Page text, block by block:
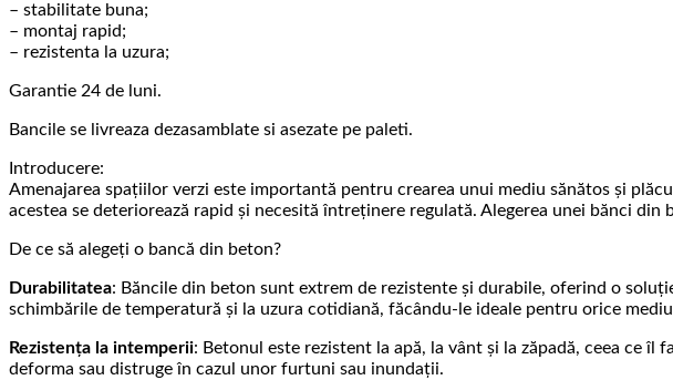
– stabilitate buna;
– montaj rapid;
– rezistenta la uzura;
Garantie 24 de luni.
Bancile se livreaza dezasamblate si asezate pe paleti.
Introducere:
Amenajarea spațiilor verzi este importantă pentru crearea unui mediu sănătos și
acestea se deteriorează rapid și necesită întreținere regulată. Alegerea unei bănci
De ce să alegeți o bancă din beton?
Durabilitatea: Băncile din beton sunt extrem de rezistente și durabile, oferind o
schimbările de temperatură și la uzura cotidiană, făcându-le ideale pentru orice
Rezistența la intemperii: Betonul este rezistent la apă, la vânt și la zăpadă, ceea ce
deforma sau distruge în cazul unor furtuni sau inundații.